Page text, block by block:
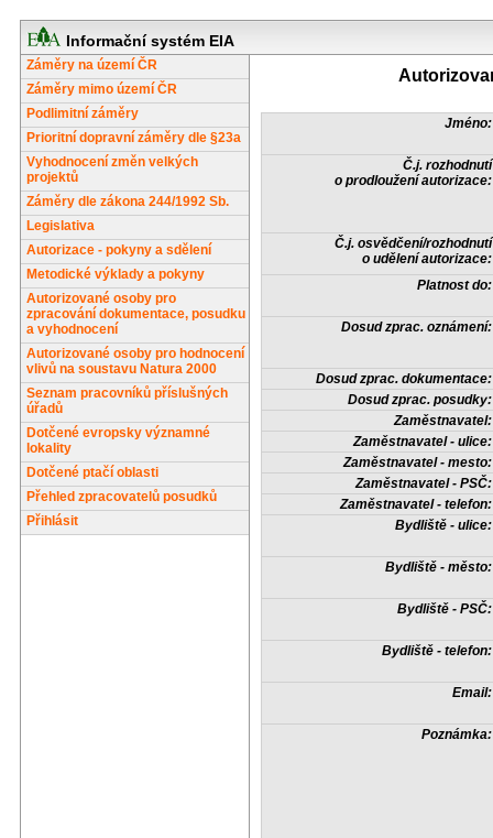
Informační systém EIA
Záměry na území ČR
Záměry mimo území ČR
Podlimitní záměry
Prioritní dopravní záměry dle §23a
Vyhodnocení změn velkých
projektů
Záměry dle zákona 244/1992 Sb.
Legislativa
Autorizace - pokyny a sdělení
Metodické výklady a pokyny
Autorizované osoby pro
zpracování dokumentace, posudku
a vyhodnocení
Autorizované osoby pro hodnocení
vlivů na soustavu Natura 2000
Seznam pracovníků příslušných
úřadů
Dotčené evropsky významné
lokality
Dotčené ptačí oblasti
Přehled zpracovatelů posudků
Přihlásit
Jméno:
Č.j. rozhodnutí
o prodloužení autorizace:
Č.j. osvědčení/rozhodnutí
o udělení autorizace:
Platnost do:
Dosud zprac. oznámení:
Dosud zprac. dokumentace:
Dosud zprac. posudky:
Zaměstnavatel:
Zaměstnavatel - ulice:
Zaměstnavatel - mesto:
Zaměstnavatel - PSČ:
Zaměstnavatel - telefon:
Bydliště - ulice:
Bydliště - město:
Bydliště - PSČ:
Bydliště - telefon:
Email:
Poznámka: